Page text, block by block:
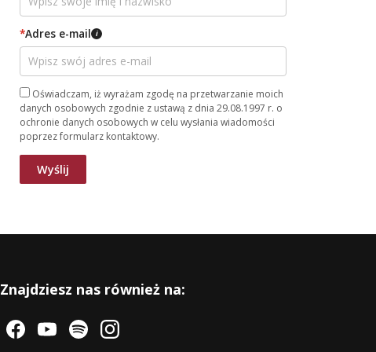
*Adres e-mail i
Oświadczam, iż wyrażam zgodę na przetwarzanie moich
danych osobowych zgodnie z ustawą z dnia 29.08.1997 r. o
ochronie danych osobowych w celu wysłania wiadomości
poprzez formularz kontaktowy.
Znajdziesz nas również na: